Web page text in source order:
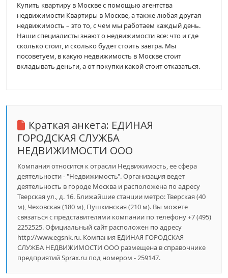
Купить квартиру в Москве с помощью агентства
недвижимости Квартиры в Москве, а также любая другая
недвижимость – это то, с чем мы работаем каждый день.
Наши специалисты знают о недвижимости все: что и где
сколько стоит, и сколько будет стоить завтра. Мы
посоветуем, в какую недвижимость в Москве стоит
вкладывать деньги, а от покупки какой стоит отказаться.
Краткая анкета: ЕДИНАЯ
ГОРОДСКАЯ СЛУЖБА
НЕДВИЖИМОСТИ ООО
Компания относится к отрасли Недвижимость, ее сфера
деятельности - "Недвижимость". Организация ведет
деятельность в городе Москва и расположена по адресу
Тверская ул., д. 16. Ближайшие станции метро: Тверская (40
м), Чеховская (180 м), Пушкинская (210 м). Вы можете
связаться с представителями компании по телефону +7 (495)
2252525. Официальный сайт расположен по адресу
http://www.egsnk.ru. Компания ЕДИНАЯ ГОРОДСКАЯ
СЛУЖБА НЕДВИЖИМОСТИ ООО размещена в справочнике
предприятий Sprax.ru под номером - 259147.